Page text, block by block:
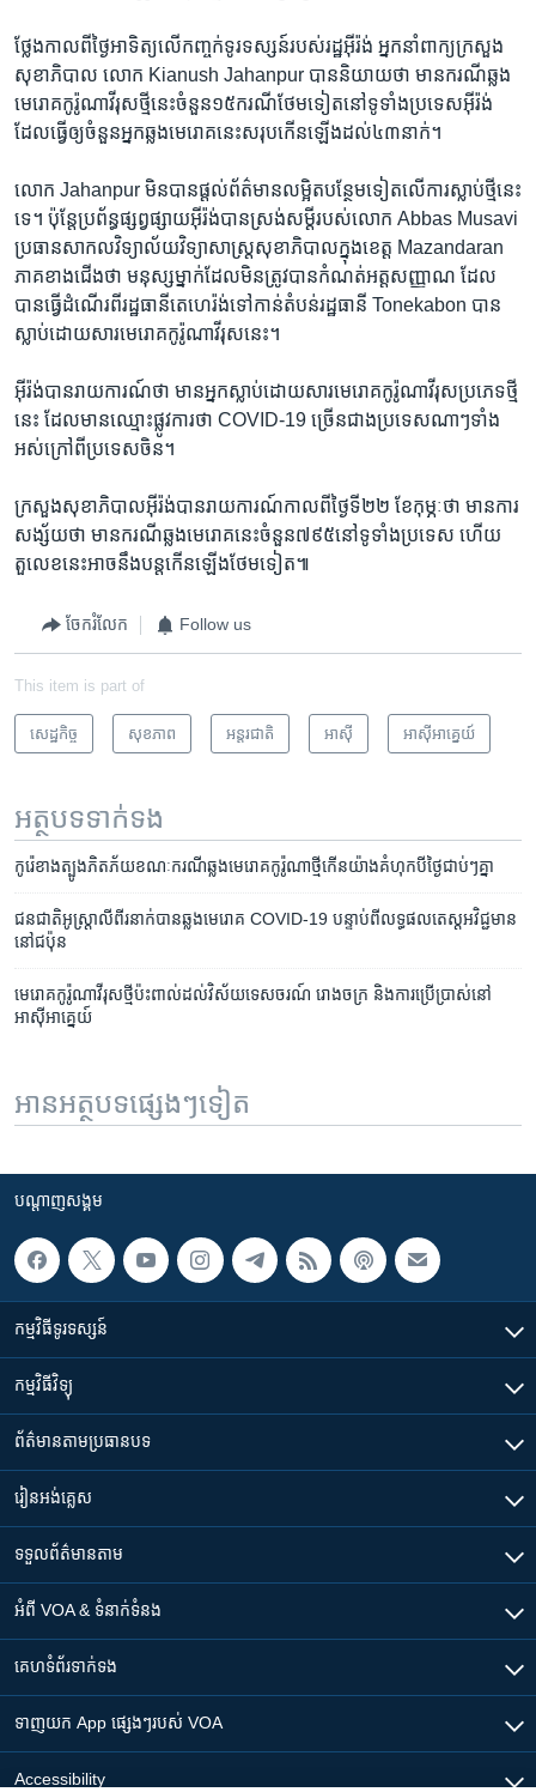
ថ្លែង​កាល​ពី​ថ្ងៃ​អាទិត្យ​លើ​កញ្ចក់​ទូរទស្សន៍​របស់​រដ្ឋ​អ៊ីរ៉ង់ អ្នក​នាំពាក្យ​ក្រសួង​
សុខាភិបាល​ លោក Kianush Jahanpur បាន​និយាយ​ថា មាន​ករណី​ឆ្លង​
មេរោគ​កូរ៉ូណាវីរុស​ថ្មី​នេះ​ចំនួន​១៥​ករណី​ថែម​ទៀត​នៅ​ទូទាំង​ប្រទេស​អ៊ីរ៉ង់
ដែល​ធ្វើ​ឲ្យ​ចំនួន​អ្នក​ឆ្លង​មេរោគ​នេះ​សរុប​កើនឡើង​ដល់​៤៣​នាក់។
លោក Jahanpur មិន​បាន​ផ្ដល់​ព័ត៌មាន​លម្អិត​បន្ថែម​ទៀត​លើ​ការ​ស្លាប់​ថ្មី​នេះ​
ទេ។ ប៉ុន្តែ​ប្រព័ន្ធផ្សព្វផ្សាយ​អ៊ីរ៉ង់​បាន​ស្រង់​សម្ដី​របស់​លោក Abbas Musavi
ប្រធាន​សាកលវិទ្យាល័យ​វិទ្យាសាស្ត្រ​សុខាភិបាល​ក្នុង​ខេត្ត Mazandaran
ភាគខាងជើង​ថា មនុស្ស​ម្នាក់​ដែល​មិន​ត្រូវ​បាន​កំណត់អត្តសញ្ញាណ ដែល​
បាន​ធ្វើ​ដំណើរ​ពី​រដ្ឋធានី​តេហេរ៉ង់​ទៅ​កាន់​តំបន់​រដ្ឋធានី Tonekabon បាន​
ស្លាប់​ដោយសារ​មេរោគ​កូរ៉ូណាវីរុស​នេះ។
អ៊ីរ៉ង់​បាន​រាយការណ៍​ថា​ មាន​អ្នក​ស្លាប់​ដោយសារ​មេរោគ​កូរ៉ូណាវីរុស​ប្រភេទ​ថ្មី​
នេះ ដែល​មាន​ឈ្មោះ​ផ្លូវការ​ថា COVID-19 ច្រើន​ជាង​ប្រទេស​ណាៗ​ទាំង
អស់​ក្រៅ​ពី​ប្រទេស​ចិន។
ក្រសួង​សុខាភិបាល​អ៊ីរ៉ង់​បាន​រាយការណ៍​កាល​ពី​ថ្ងៃ​ទី​២២ ខែកុម្ភៈ​ថា មាន​ការ​
សង្ស័យ​ថា​ មាន​ករណីឆ្លង​មេរោគ​នេះ​ចំនួន​៧៩៥​នៅ​ទូទាំង​ប្រទេស​ ហើយ​
តួលេខ​នេះ​អាច​នឹង​បន្ត​កើនឡើង​ថែម​ទៀត៕
ចែករំលែក Follow us
This item is part of
សេដ្ឋកិច្ច សុខភាព អន្តរជាតិ អាស៊ី អាស៊ី​អាគ្នេយ៍
អត្ថបទ​ទាក់ទង
កូរ៉េ​ខាង​ត្បូង​ភិតភ័យ​ខណៈ​ករណី​​ឆ្លង​មេរោគ​កូរ៉ូណា​ថ្មី​កើន​​យ៉ាង​គំហុក​បី​ថ្ងៃ​ជាប់ៗ​គ្នា
ជនជាតិ​អូស្តា្រលី​ពីរ​នាក់​បាន​ឆ្លងមេរោគ​ COVID-19 ​បន្ទាប់​ពី​លទ្ធផល​តេស្ត​អវិជ្ជមាន​
នៅ​ជប៉ុន
មេរោគ​កូរ៉ូណាវីរុស​ថ្មី​ប៉ះពាល់​ដល់​វិស័យ​ទេសចរណ៍ រោងចក្រ និង​ការ​ប្រើប្រាស់​នៅ​
អាស៊ី​អាគ្នេយ៍
អានអត្ថបទផ្សេងៗទៀត
បណ្តាញ​សង្គម
កម្មវិធី​ទូរទស្សន៍
កម្មវិធី​វិទ្យុ
ព័ត៌មាន​តាមប្រធានបទ​
រៀន​​អង់គ្លេស
ទទួល​ព័ត៌មាន​តាម
អំពី​ VOA & ទំនាក់ទំនង
គេហទំព័រ​​ទាក់ទង
ទាញយក​ App ផ្សេងៗ​របស់​ VOA
Accessibility